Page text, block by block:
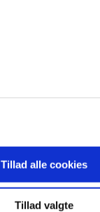
Tillad alle cookies
Tillad valgte